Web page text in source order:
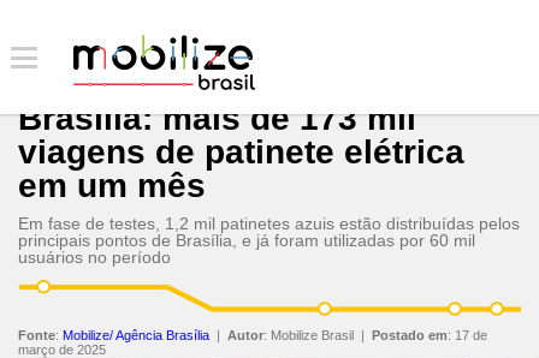
Brasília: mais de 173 mil
viagens de patinete elétrica
em um mês
Em fase de testes, 1,2 mil patinetes azuis estão distribuídas pelos
principais pontos de Brasília, e já foram utilizadas por 60 mil
usuários no período
Fonte: Mobilize/ Agência Brasília | Autor: Mobilize Brasil | Postado em: 17 de
março de 2025